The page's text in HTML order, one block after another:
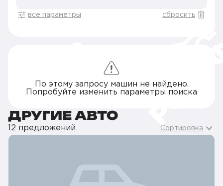
все параметры сбросить
По этому запросу машин не найдено.
Попробуйте изменить параметры поиска
ДРУГИЕ АВТО
12 предложений Сортировка